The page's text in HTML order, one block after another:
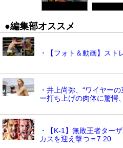
●編集部オススメ
・【フォト＆動画】スト
・井上尚弥、“ワイヤー
ー打ち上げの肉体に驚愕
・【K-1】無敗王者ター
カスを迎え撃つ＝7.20